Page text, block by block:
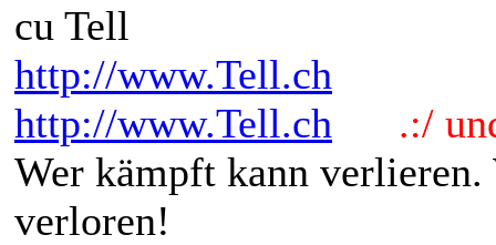
cu Tell
http://www.Tell.ch
http://www.Tell.ch
.:/
Wer kämpft kann
verloren!